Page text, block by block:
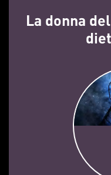
La donna